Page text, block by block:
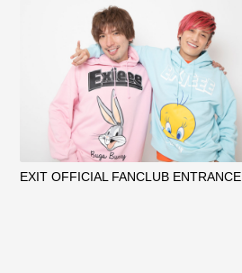
EXIT OFFICIAL FANCLUB ENTRANCE